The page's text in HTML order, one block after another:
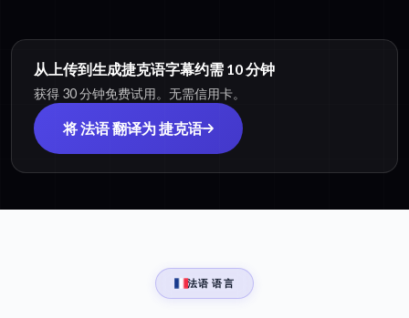
从上传到生成捷克语字幕约需 10 分钟
获得 30 分钟免费试用。无需信用卡。
将 法语 翻译为 捷克语
法语 语言